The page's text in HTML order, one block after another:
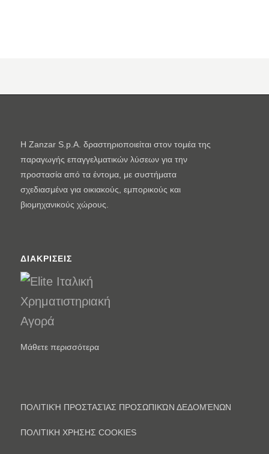
Η Zanzar S.p.A. δραστηριοποιείται στον τομέα της
παραγωγής επαγγελματικών λύσεων για την
προστασία από τα έντομα, με συστήματα
σχεδιασμένα για οικιακούς, εμπορικούς και
βιομηχανικούς χώρους.
ΔΙΑΚΡΊΣΕΙΣ
Μάθετε περισσότερα
ΠΟΛΙΤΙΚΉ ΠΡΟΣΤΑΣΊΑΣ ΠΡΟΣΩΠΙΚΏΝ ΔΕΔΟΜΈΝΩΝ
ΠΟΛΙΤΙΚΗ ΧΡΗΣΗΣ COOKIES